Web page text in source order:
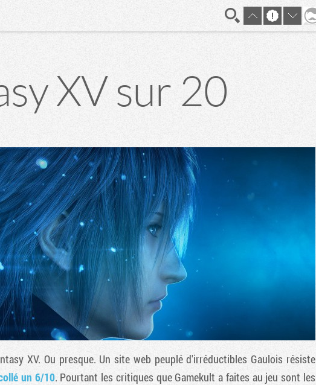
XV sur 20
XV. Ou presque. Un site web peuplé d'irréductibles Gaulois résiste
un 6/10. Pourtant les critiques que Gamekult a faites au jeu sont les
En direct